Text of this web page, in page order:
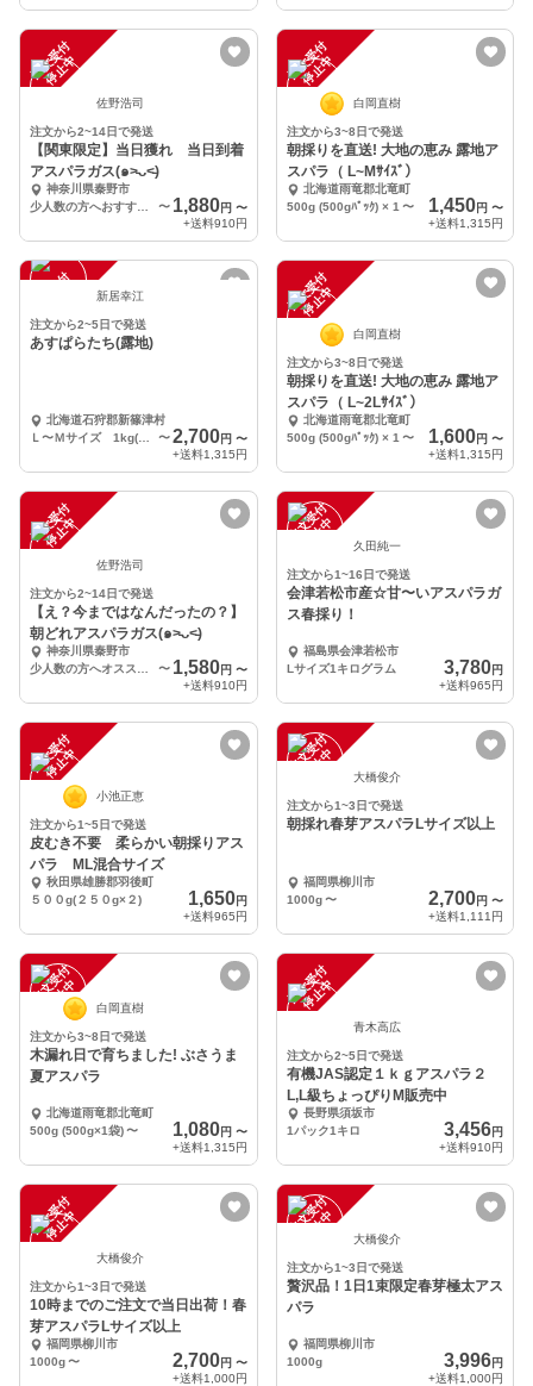
注
文
受
付
停
止
中
佐野浩司
注文から2~14日で発送
【関東限定】当日獲れ 当日到着
アスパラガス(๑˃̵ᴗ˂̵)
神奈川県秦野市
〜 1,880円 〜
+送料910円
注
文
受
付
停
止
中
白岡直樹
注文から3~8日で発送
朝採りを直送! 大地の恵み 露地ア
スパラ（ L~Mｻｲｽﾞ）
北海道雨竜郡北竜町
500g (500gﾊﾟｯｸ) × 1 〜 1,450円 〜
+送料1,315円
注
文
受
付
停
止 新居幸江
注文から2~5日で発送
あすぱらたち(露地)
北海道石狩郡新篠津村
〜 2,700円 〜
+送料1,315円
注
文
受
付
停
止
中
白岡直樹
注文から3~8日で発送
朝採りを直送! 大地の恵み 露地ア
スパラ（ L~2Lｻｲｽﾞ）
北海道雨竜郡北竜町
500g (500gﾊﾟｯｸ) × 1 〜 1,600円 〜
+送料1,315円
注
文
受
付
停
止
中
佐野浩司
注文から2~14日で発送
【え？今まではなんだったの？】
朝どれアスパラガス(๑˃̵ᴗ˂̵)
神奈川県秦野市
〜 1,580円 〜
+送料910円
注
文
受
付
停
止
中 久田純一
注文から1~16日で発送
会津若松市産☆甘〜いアスパラガ
ス春採り！
福島県会津若松市
Lサイズ1キログラム
3,780円
+送料965円
注
文
受
付
停
止
中
小池正恵
注文から1~5日で発送
皮むき不要 柔らかい朝採りアス
パラ ML混合サイズ
秋田県雄勝郡羽後町
５００g(２５０g×２)
1,650円
+送料965円
注
文
受
付
停
止
中 大橋俊介
注文から1~3日で発送
朝採れ春芽アスパラLサイズ以上
福岡県柳川市
1000g 〜 2,700円 〜
+送料1,111円
注
文
受
付
停
止
中 白岡直樹
注文から3~8日で発送
木漏れ日で育ちました! ぶさうま
夏アスパラ
北海道雨竜郡北竜町
500g (500g×1袋)〜 1,080円 〜
+送料1,315円
注
文
受
付
停
止
中
青木高広
注文から2~5日で発送
有機JAS認定１ｋｇアスパラ２
L,L級ちょっぴりM販売中
長野県須坂市
1パック1キロ
3,456円
+送料910円
注
文
受
付
停
止
中
大橋俊介
注文から1~3日で発送
10時までのご注文で当日出荷！春
芽アスパラLサイズ以上
福岡県柳川市
1000g〜 2,700円 〜
+送料1,000円
注
文
受
付
停
止
中 大橋俊介
注文から1~3日で発送
贅沢品！1日1束限定春芽極太アス
パラ
福岡県柳川市
1000g
3,996円
+送料1,000円